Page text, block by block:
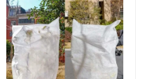
mehr als 20 mm